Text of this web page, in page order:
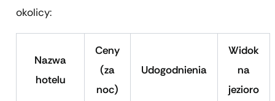
okolicy:
Nazwa
hotelu
Ceny
(za
noc)
Udogodnienia
Widok
na
jezioro